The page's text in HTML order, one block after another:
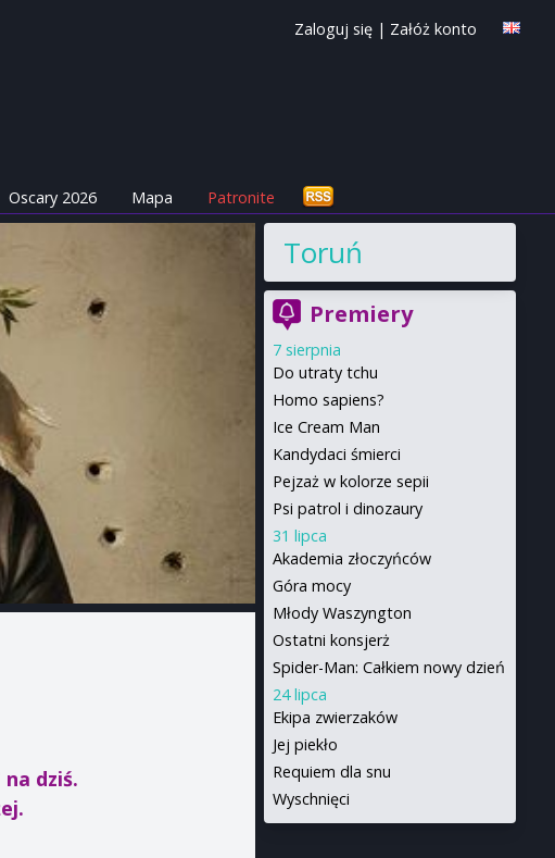
Zaloguj się | Załóż konto
Oscary 2026 Mapa Patronite
na dziś.
Toruń
Premiery
7 sierpnia
Do utraty tchu
Homo sapiens?
Ice Cream Man
Kandydaci śmierci
Pejzaż w kolorze sepii
Psi patrol i dinozaury
31 lipca
Akademia złoczyńców
Góra mocy
Młody Waszyngton
Ostatni konsjerż
Spider-Man: Całkiem nowy dzień
24 lipca
Ekipa zwierzaków
Jej piekło
Requiem dla snu
Wyschnięci